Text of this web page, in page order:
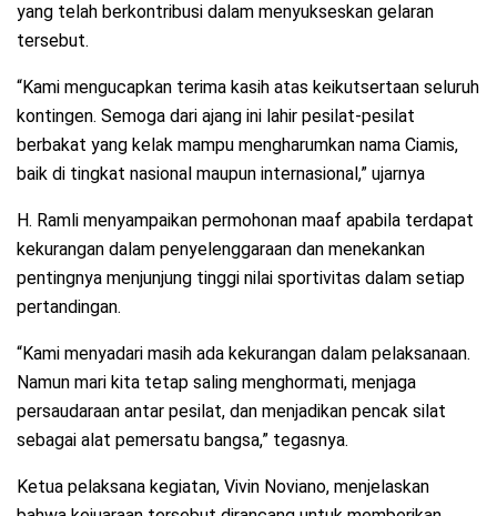
yang telah berkontribusi dalam menyukseskan gelaran
tersebut.
“Kami mengucapkan terima kasih atas keikutsertaan seluruh
kontingen. Semoga dari ajang ini lahir pesilat-pesilat
berbakat yang kelak mampu mengharumkan nama Ciamis,
baik di tingkat nasional maupun internasional,” ujarnya
H. Ramli menyampaikan permohonan maaf apabila terdapat
kekurangan dalam penyelenggaraan dan menekankan
pentingnya menjunjung tinggi nilai sportivitas dalam setiap
pertandingan.
“Kami menyadari masih ada kekurangan dalam pelaksanaan.
Namun mari kita tetap saling menghormati, menjaga
persaudaraan antar pesilat, dan menjadikan pencak silat
sebagai alat pemersatu bangsa,” tegasnya.
Ketua pelaksana kegiatan, Vivin Noviano, menjelaskan